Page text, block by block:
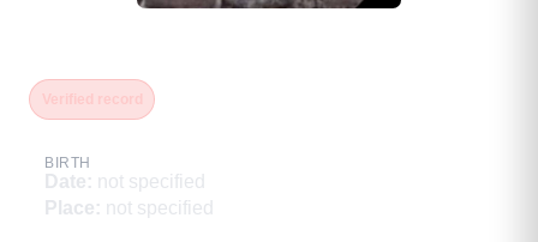
BIRTH
Date: not specified
Place: not specified